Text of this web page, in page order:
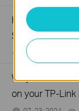
How to Allow
Server on TP-
06-17-2026
Why virtual
on your TP-